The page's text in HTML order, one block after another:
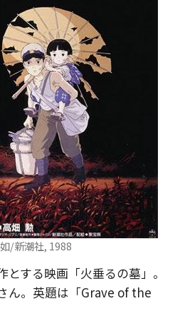
/新潮社, 1988
する映画「火垂るの墓」。
ん。英題は「Grave of the